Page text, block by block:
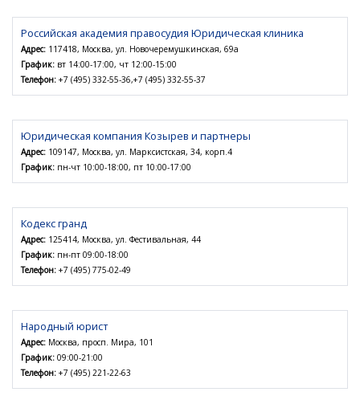
Российская академия правосудия Юридическая клиника
Адрес: 117418, Москва, ул. Новочеремушкинская, 69а
График: вт 14:00-17:00, чт 12:00-15:00
Телефон: +7 (495) 332-55-36,+7 (495) 332-55-37
Юридическая компания Козырев и партнеры
Адрес: 109147, Москва, ул. Марксистская, 34, корп.4
График: пн-чт 10:00-18:00, пт 10:00-17:00
Кодекс гранд
Адрес: 125414, Москва, ул. Фестивальная, 44
График: пн-пт 09:00-18:00
Телефон: +7 (495) 775-02-49
Народный юрист
Адрес: Москва, просп. Мира, 101
График: 09:00-21:00
Телефон: +7 (495) 221-22-63